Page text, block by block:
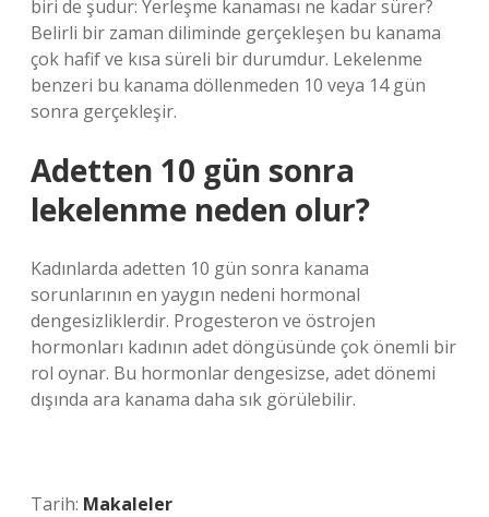
biri de şudur: Yerleşme kanaması ne kadar sürer?
Belirli bir zaman diliminde gerçekleşen bu kanama
çok hafif ve kısa süreli bir durumdur. Lekelenme
benzeri bu kanama döllenmeden 10 veya 14 gün
sonra gerçekleşir.
Adetten 10 gün sonra
lekelenme neden olur?
Kadınlarda adetten 10 gün sonra kanama
sorunlarının en yaygın nedeni hormonal
dengesizliklerdir. Progesteron ve östrojen
hormonları kadının adet döngüsünde çok önemli bir
rol oynar. Bu hormonlar dengesizse, adet dönemi
dışında ara kanama daha sık görülebilir.
Tarih: Makaleler